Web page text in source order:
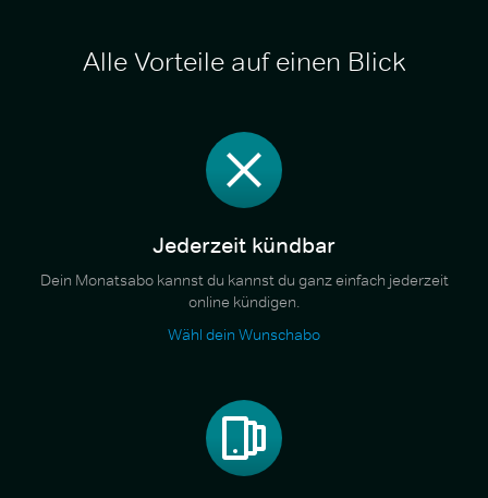
Alle Vorteile auf einen Blick
Jederzeit kündbar
Dein Monatsabo kannst du kannst du ganz einfach jederzeit
online kündigen.
Wähl dein Wunschabo